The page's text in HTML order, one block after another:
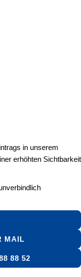
in unserem
erhöhten Sichtbarkeit
MAIL
88 52